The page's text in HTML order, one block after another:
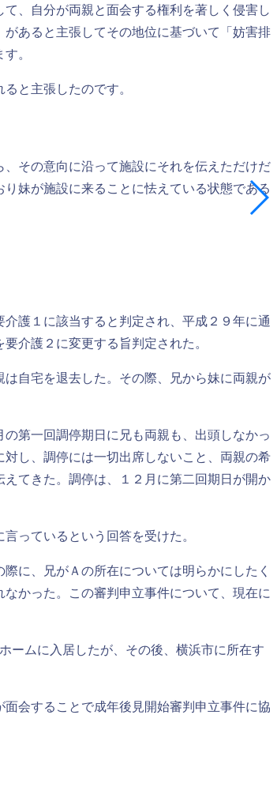
、自分が両親と面会する権利を著しく侵害し
あると主張してその地位に基づいて「妨害排
。
と主張したのです。
その意向に沿って施設にそれを伝えただけだ
妹が施設に来ることに怯えている状態である
護１に該当すると判定され、平成２９年に通
介護２に変更する旨判定された。
自宅を退去した。その際、兄から妹に両親が
第一回調停期日に兄も両親も、出頭しなかっ
し、調停には一切出席しないこと、両親の希
てきた。調停は、１２月に第二回期日が開か
っているという回答を受けた。
に、兄がＡの所在については明らかにしたく
かった。この審判申立事件について、現在に
ムに入居したが、その後、横浜市に所在す
会することで成年後見開始審判申立事件に協